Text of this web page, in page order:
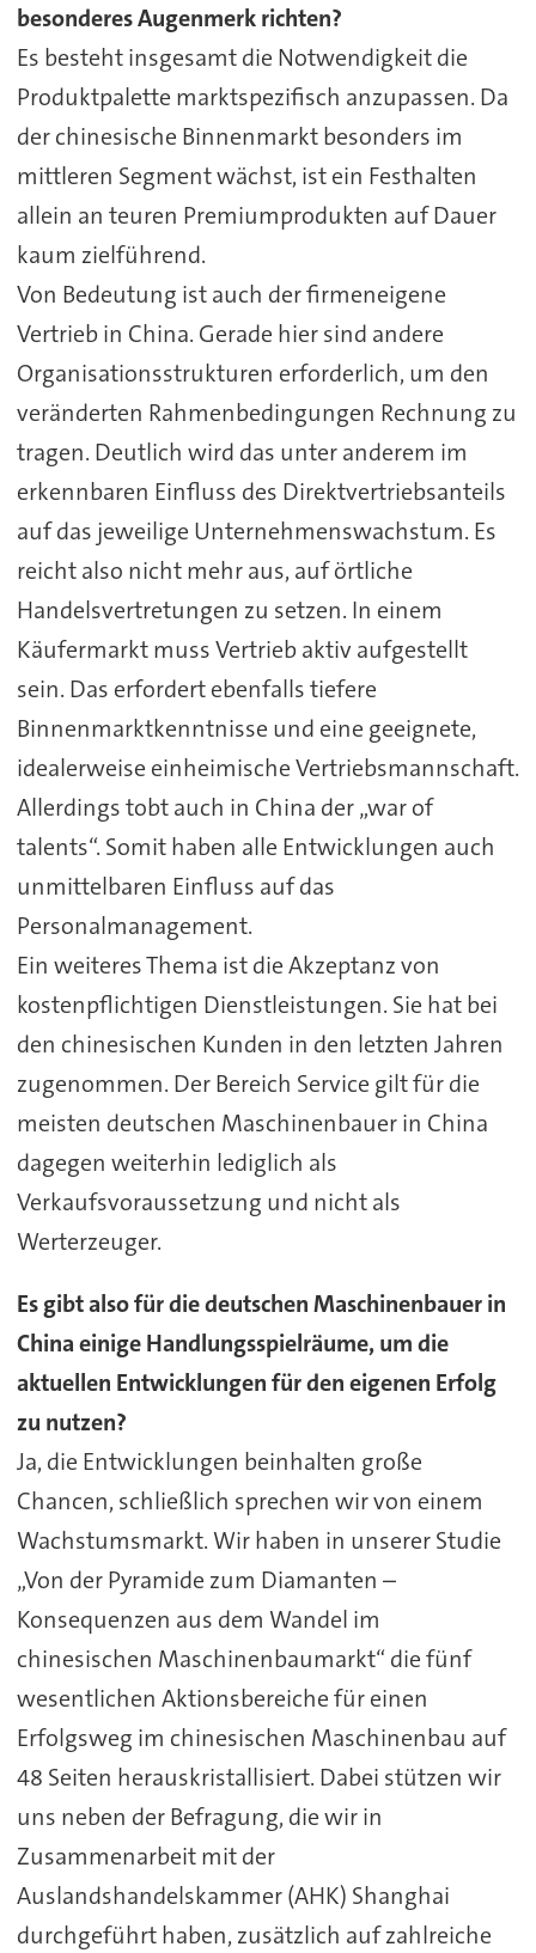
besonderes Augenmerk richten?
Es besteht insgesamt die Notwendigkeit die
Produktpalette marktspezifisch anzupassen. Da
der chinesische Binnenmarkt besonders im
mittleren Segment wächst, ist ein Festhalten
allein an teuren Premiumprodukten auf Dauer
kaum zielführend.
Von Bedeutung ist auch der firmeneigene
Vertrieb in China. Gerade hier sind andere
Organisationsstrukturen erforderlich, um den
veränderten Rahmenbedingungen Rechnung zu
tragen. Deutlich wird das unter anderem im
erkennbaren Einfluss des Direktvertriebsanteils
auf das jeweilige Unternehmenswachstum. Es
reicht also nicht mehr aus, auf örtliche
Handelsvertretungen zu setzen. In einem
Käufermarkt muss Vertrieb aktiv aufgestellt
sein. Das erfordert ebenfalls tiefere
Binnenmarktkenntnisse und eine geeignete,
idealerweise einheimische Vertriebsmannschaft.
Allerdings tobt auch in China der „war of
talents“. Somit haben alle Entwicklungen auch
unmittelbaren Einfluss auf das
Personalmanagement.
Ein weiteres Thema ist die Akzeptanz von
kostenpflichtigen Dienstleistungen. Sie hat bei
den chinesischen Kunden in den letzten Jahren
zugenommen. Der Bereich Service gilt für die
meisten deutschen Maschinenbauer in China
dagegen weiterhin lediglich als
Verkaufsvoraussetzung und nicht als
Werterzeuger.
Es gibt also für die deutschen Maschinenbauer in
China einige Handlungsspielräume, um die
aktuellen Entwicklungen für den eigenen Erfolg
zu nutzen?
Ja, die Entwicklungen beinhalten große
Chancen, schließlich sprechen wir von einem
Wachstumsmarkt. Wir haben in unserer Studie
„Von der Pyramide zum Diamanten –
Konsequenzen aus dem Wandel im
chinesischen Maschinenbaumarkt“ die fünf
wesentlichen Aktionsbereiche für einen
Erfolgsweg im chinesischen Maschinenbau auf
48 Seiten herauskristallisiert. Dabei stützen wir
uns neben der Befragung, die wir in
Zusammenarbeit mit der
Auslandshandelskammer (AHK) Shanghai
durchgeführt haben, zusätzlich auf zahlreiche